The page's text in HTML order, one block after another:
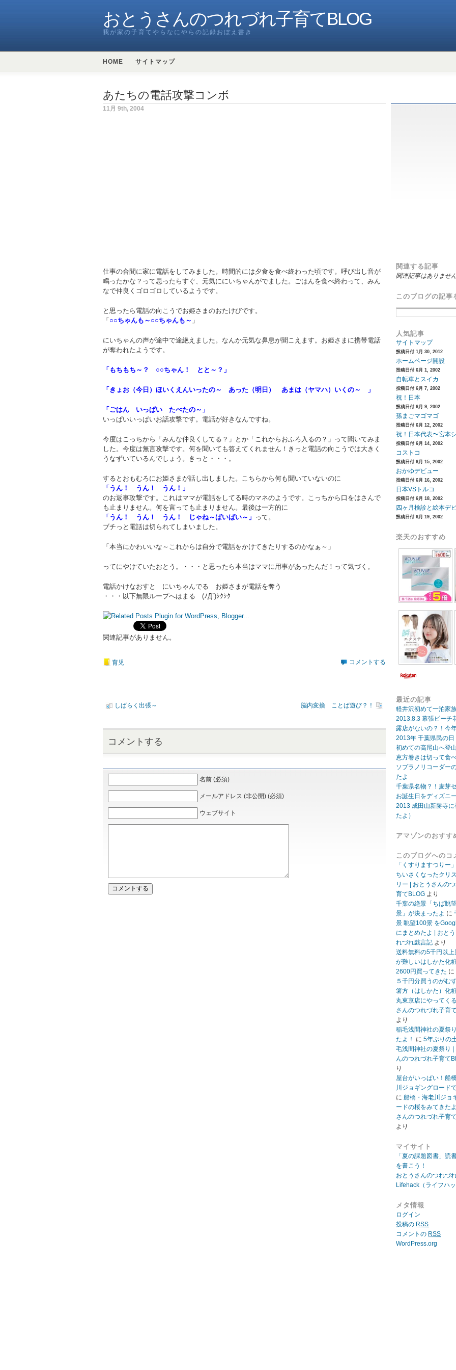
おとうさんのつれづれ子育てBLOG
我が家の子育てやらなにやらの記録おぼえ書き
HOME サイトマップ
あたちの電話攻撃コンボ
11月 9th, 2004
仕事の合間に家に電話をしてみました。時間的には夕食を食べ終わった頃です。呼び出し音が
鳴ったかな？って思ったらすぐ、元気ににいちゃんがでました。ごはんを食べ終わって、みん
なで仲良くゴロゴロしているようです。
と思ったら電話の向こうでお姫さまのおたけびです。
「 ○○ちゃんも～○○ちゃんも～ 」
にいちゃんの声が途中で途絶えました。なんか元気な鼻息が聞こえます。お姫さまに携帯電話
が奪われたようです。
「もちもち～？ ○○ちゃん！ とと～？」
「きょお（今日）ほいくえんいったの～ あった（明日） あまは（ヤマハ）いくの～ 」
「ごはん いっぱい たべたの～」
いっぱいいっぱいお話攻撃です。電話が好きなんですね。
今度はこっちから「みんな仲良くしてる？」とか「これからおふろ入るの？」って聞いてみま
した。今度は無言攻撃です。何を聞いても答えてくれません！きっと電話の向こうでは大きく
うなずいているんでしょう。きっと・・・。
するとおもむろにお姫さまが話し出しました。こちらから何も聞いていないのに
「うん！ うん！ うん！」
のお返事攻撃です。これはママが電話をしてる時のマネのようです。こっちから口をはさんで
も止まりません。何を言っても止まりません。最後は一方的に
「うん！ うん！ うん！ じゃね～ばいばい～」 って。
ブチっと電話は切られてしまいました。
「本当にかわいいな～これからは自分で電話をかけてきたりするのかなぁ～」
ってにやけていたおとう。・・・と思ったら本当はママに用事があったんだ！って気づく。
電話かけなおすと にいちゃんでる お姫さまが電話を奪う
・・・以下無限ループへはまる (ﾉД`)ｼｸｼｸ
関連記事がありません。
育児 コメントする
しばらく出張～ 脳内変換 ことば遊び？！
コメントする
名前 (必須)
メールアドレス (非公開) (必須)
ウェブサイト
関連する記事
関連記事はありませ
このブログの記事
人気記事
サイトマップ
投稿日付 1月 30, 2012
ホームページ開設
投稿日付 6月 1, 2002
自転車とスイカ
投稿日付 6月 7, 2002
祝！日本
投稿日付 6月 9, 2002
孫まごマゴマゴ
投稿日付 6月 12, 2002
祝！日本代表〜宮本
投稿日付 6月 14, 2002
コストコ
投稿日付 6月 15, 2002
おかゆデビュー
投稿日付 6月 16, 2002
日本VSトルコ
投稿日付 6月 18, 2002
四ヶ月検診と絵本デ
投稿日付 6月 19, 2002
楽天のおすすめ
最近の記事
軽井沢初めて一泊家
2013.8.3 幕張ビーチ
露店がないの？！今
2013年 千葉県民の
初めての高尾山へ登
恵方巻きは切って食
ソプラノリコーダー
たよ
千葉県名物？！麦芽
お誕生日をディズニ
2013 成田山新勝寺
たよ）
アマゾンのおすす
このブログへのコ
「くすりますつりー
ちいさくなったクリ
リー | おとうさんの
育てBLOG より
千葉の絶景「ちば眺
景」が決まったよ に
景 眺望100景 を
にまとめたよ | おと
れづれ戯言記 より
送料無料の5千円以上
が難しいはしかた化
2600円買ってきた に
５千円分買うのがむ
箸方（はしかた）化
丸東京店にやってく
さんのつれづれ子育
より
稲毛浅間神社の夏祭
たよ！
に 5年ぶりの
毛浅間神社の夏祭り |
んのつれづれ子育て
り
屋台がいっぱい！船
川ジョギングロード
に 船橋・海老川ジョ
ードの桜をみてきた
さんのつれづれ子育
より
マイサイト
「夏の課題図書」読
を書こう！
おとうさんのつれづ
Lifehack（ライフハ
メタ情報
ログイン
投稿の RSS
コメントの RSS
WordPress.org